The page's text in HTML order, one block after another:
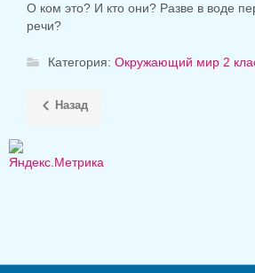
О ком это? И кто они? Разве в воде
речи?
Категория: Окружающий мир 2
Назад